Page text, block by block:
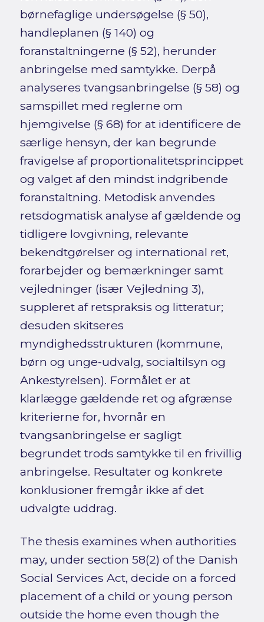
børnefaglige undersøgelse (§ 50),
handleplanen (§ 140) og
foranstaltningerne (§ 52), herunder
anbringelse med samtykke. Derpå
analyseres tvangsanbringelse (§ 58) og
samspillet med reglerne om
hjemgivelse (§ 68) for at identificere de
særlige hensyn, der kan begrunde
fravigelse af proportionalitetsprincippet
og valget af den mindst indgribende
foranstaltning. Metodisk anvendes
retsdogmatisk analyse af gældende og
tidligere lovgivning, relevante
bekendtgørelser og international ret,
forarbejder og bemærkninger samt
vejledninger (især Vejledning 3),
suppleret af retspraksis og litteratur;
desuden skitseres
myndighedsstrukturen (kommune,
børn og unge-udvalg, socialtilsyn og
Ankestyrelsen). Formålet er at
klarlægge gældende ret og afgrænse
kriterierne for, hvornår en
tvangsanbringelse er sagligt
begrundet trods samtykke til en frivillig
anbringelse. Resultater og konkrete
konklusioner fremgår ikke af det
udvalgte uddrag.
The thesis examines when authorities
may, under section 58(2) of the Danish
Social Services Act, decide on a forced
placement of a child or young person
outside the home even though the